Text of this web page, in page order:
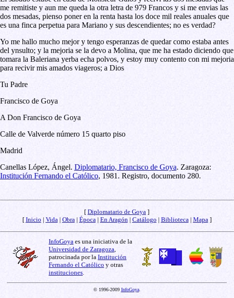
me remitiste y aun me queda la otra letra de 979 Francos y si me envias las
dos mesadas, pienso poner en la renta hasta los doce mil reales anuales que
es una finca perpetua para Mariano y sus descendientes; no es verdad?
Yo me hallo mucho mejor y tengo esperanzas de quedar como estaba antes
del ynsulto; y la mejoria se la devo a Molina, que me ha estado diciendo que
tomara la Baleriana yerba echa polvos, y estoy muy contento con mi mejoria
para recivir mis amados viageros; a Dios
Tu Padre
Francisco de Goya
A Don Francisco de Goya
Calle de Valverde número 15 quarto piso
Madrid
Canellas López, Ángel. Diplomatario, Francisco de Goya. Zaragoza:
Institución Fernando el Católico, 1981. Registro, documento 280.
[ Diplomatario de Goya ]
[ Inicio | Vida | Obra | Época | En Aragón | Catálogo | Biblioteca | Mapa ]
InfoGoya es una iniciativa de la
Universidad de Zaragoza
patrocinada por la Institución
Fernando el Católico y otras
instituciones
© 1996-2009 InfoGoya.